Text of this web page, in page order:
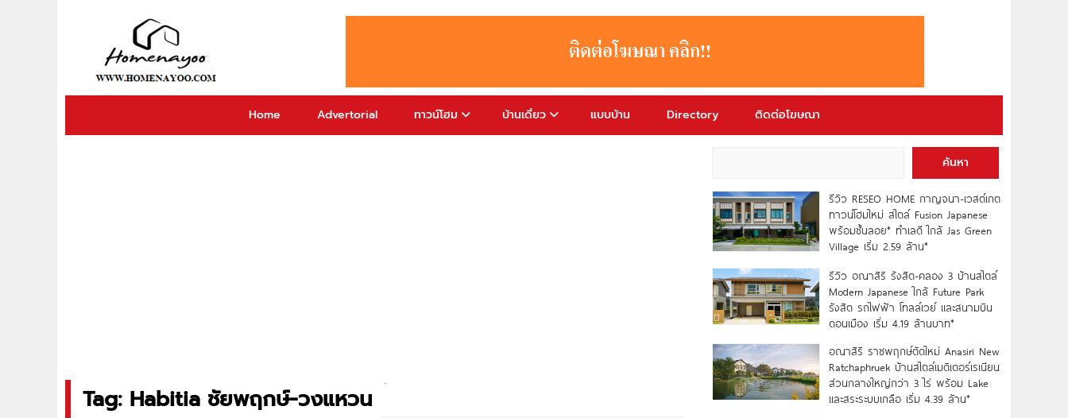
Home Advertorial ทาวน์โฮม บ้านเดี่ยว แบบบ้าน Directory ติดต่อโฆษณา
Tag: Habitia ชัยพฤกษ์-วงแหวน
ค้นหา
รีวิว RESEO HOME กาญจนา-เวสต์เกต
ทาวน์โฮมใหม่ สไตล์ Fusion Japanese
พร้อมชั้นลอย* ทำเลดี ใกล้ Jas Green
Village เริ่ม 2.59 ล้าน*
รีวิว อณาสิริ รังสิต-คลอง 3 บ้านสไตล์
Modern Japanese ใกล้ Future Park
รังสิต รถไฟฟ้า โทลล์เวย์ และสนามบิน
ดอนเมือง เริ่ม 4.19 ล้านบาท*
อณาสิริ ราชพฤกษ์ตัดใหม่ Anasiri New
Ratchaphruek บ้านสไตล์เมดิเตอร์เรเนียน
ส่วนกลางใหญ่กว่า 3 ไร่ พร้อม Lake
และสระระบบเกลือ เริ่ม 4.39 ล้าน*